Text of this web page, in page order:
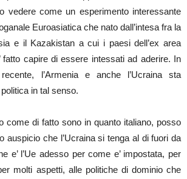
vedere come un esperimento interessante
Euroasiatica che nato dall’intesa fra la
e il Kazakistan a cui i paesi dell’ex area
fatto capire di essere intessati ad aderire. In
l’Armenia e anche l’Ucraina sta
in tal senso.
come di fatto sono in quanto italiano, posso
auspicio che l’Ucraina si tenga al di fuori da
e’ l’Ue adesso per come e’ impostata, per
molti aspetti, alle politiche di dominio che